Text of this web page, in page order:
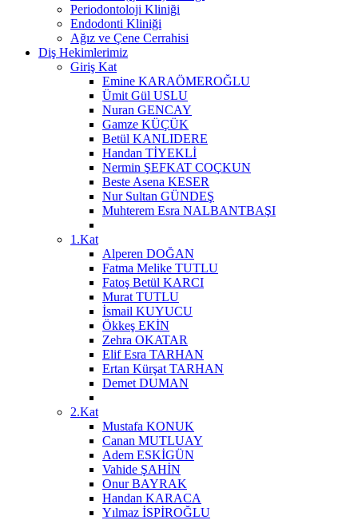
Periodontoloji Kliniği
Endodonti Kliniği
Ağız ve Çene Cerrahisi
Diş Hekimlerimiz
Giriş Kat
Emine KARAÖMEROĞLU
Ümit Gül USLU
Nuran GENCAY
Gamze KÜÇÜK
Betül KANLIDERE
Handan TİYEKLİ
Nermin ŞEFKAT COÇKUN
Beste Asena KESER
Nur Sultan GÜNDEŞ
Muhterem Esra NALBANTBAŞI
1.Kat
Alperen DOĞAN
Fatma Melike TUTLU
Fatoş Betül KARCI
Murat TUTLU
İsmail KUYUCU
Ökkeş EKİN
Zehra OKATAR
Elif Esra TARHAN
Ertan Kürşat TARHAN
Demet DUMAN
2.Kat
Mustafa KONUK
Canan MUTLUAY
Adem ESKİGÜN
Vahide ŞAHİN
Onur BAYRAK
Handan KARACA
Yılmaz İSPİROĞLU